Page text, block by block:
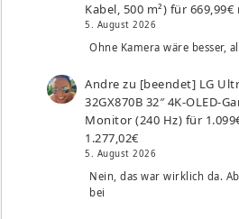
Kabel, 500 m²) für
5. August 2026
Ohne Kamera wäre besser,
Andre zu [beendet] LG
32GX870B 32″ 4K-OLED-
Monitor (240 Hz) für
1.277,02€
5. August 2026
Nein, das war wirklich da.
bei